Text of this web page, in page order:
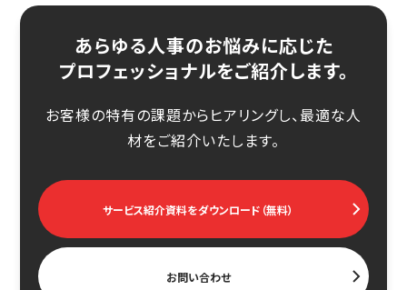
あらゆる人事のお悩みに応じた
プロフェッショナルをご紹介します。
お客様の特有の課題からヒアリングし、最適な人
材をご紹介いたします。
サービス紹介資料をダウンロード（無料）
お問い合わせ